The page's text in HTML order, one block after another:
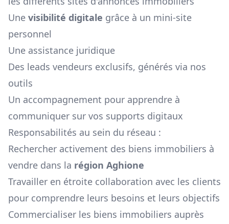
Une visibilité digitale grâce à un mini-site
personnel
Une assistance juridique
Des leads vendeurs exclusifs, générés via nos
outils
Un accompagnement pour apprendre à
communiquer sur vos supports digitaux
Responsabilités au sein du réseau :
Rechercher activement des biens immobiliers à
vendre dans la région Aghione
Travailler en étroite collaboration avec les clients
pour comprendre leurs besoins et leurs objectifs
Commercialiser les biens immobiliers auprès